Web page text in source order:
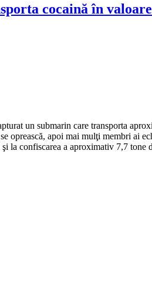
cocaină în
un submarin care transporta
apoi mai mulţi membri ai
la confiscarea a aproximativ 7,7 tone